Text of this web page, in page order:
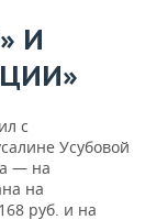
И
ЦИИ»
с
Усубовой
— на
на
руб. и на